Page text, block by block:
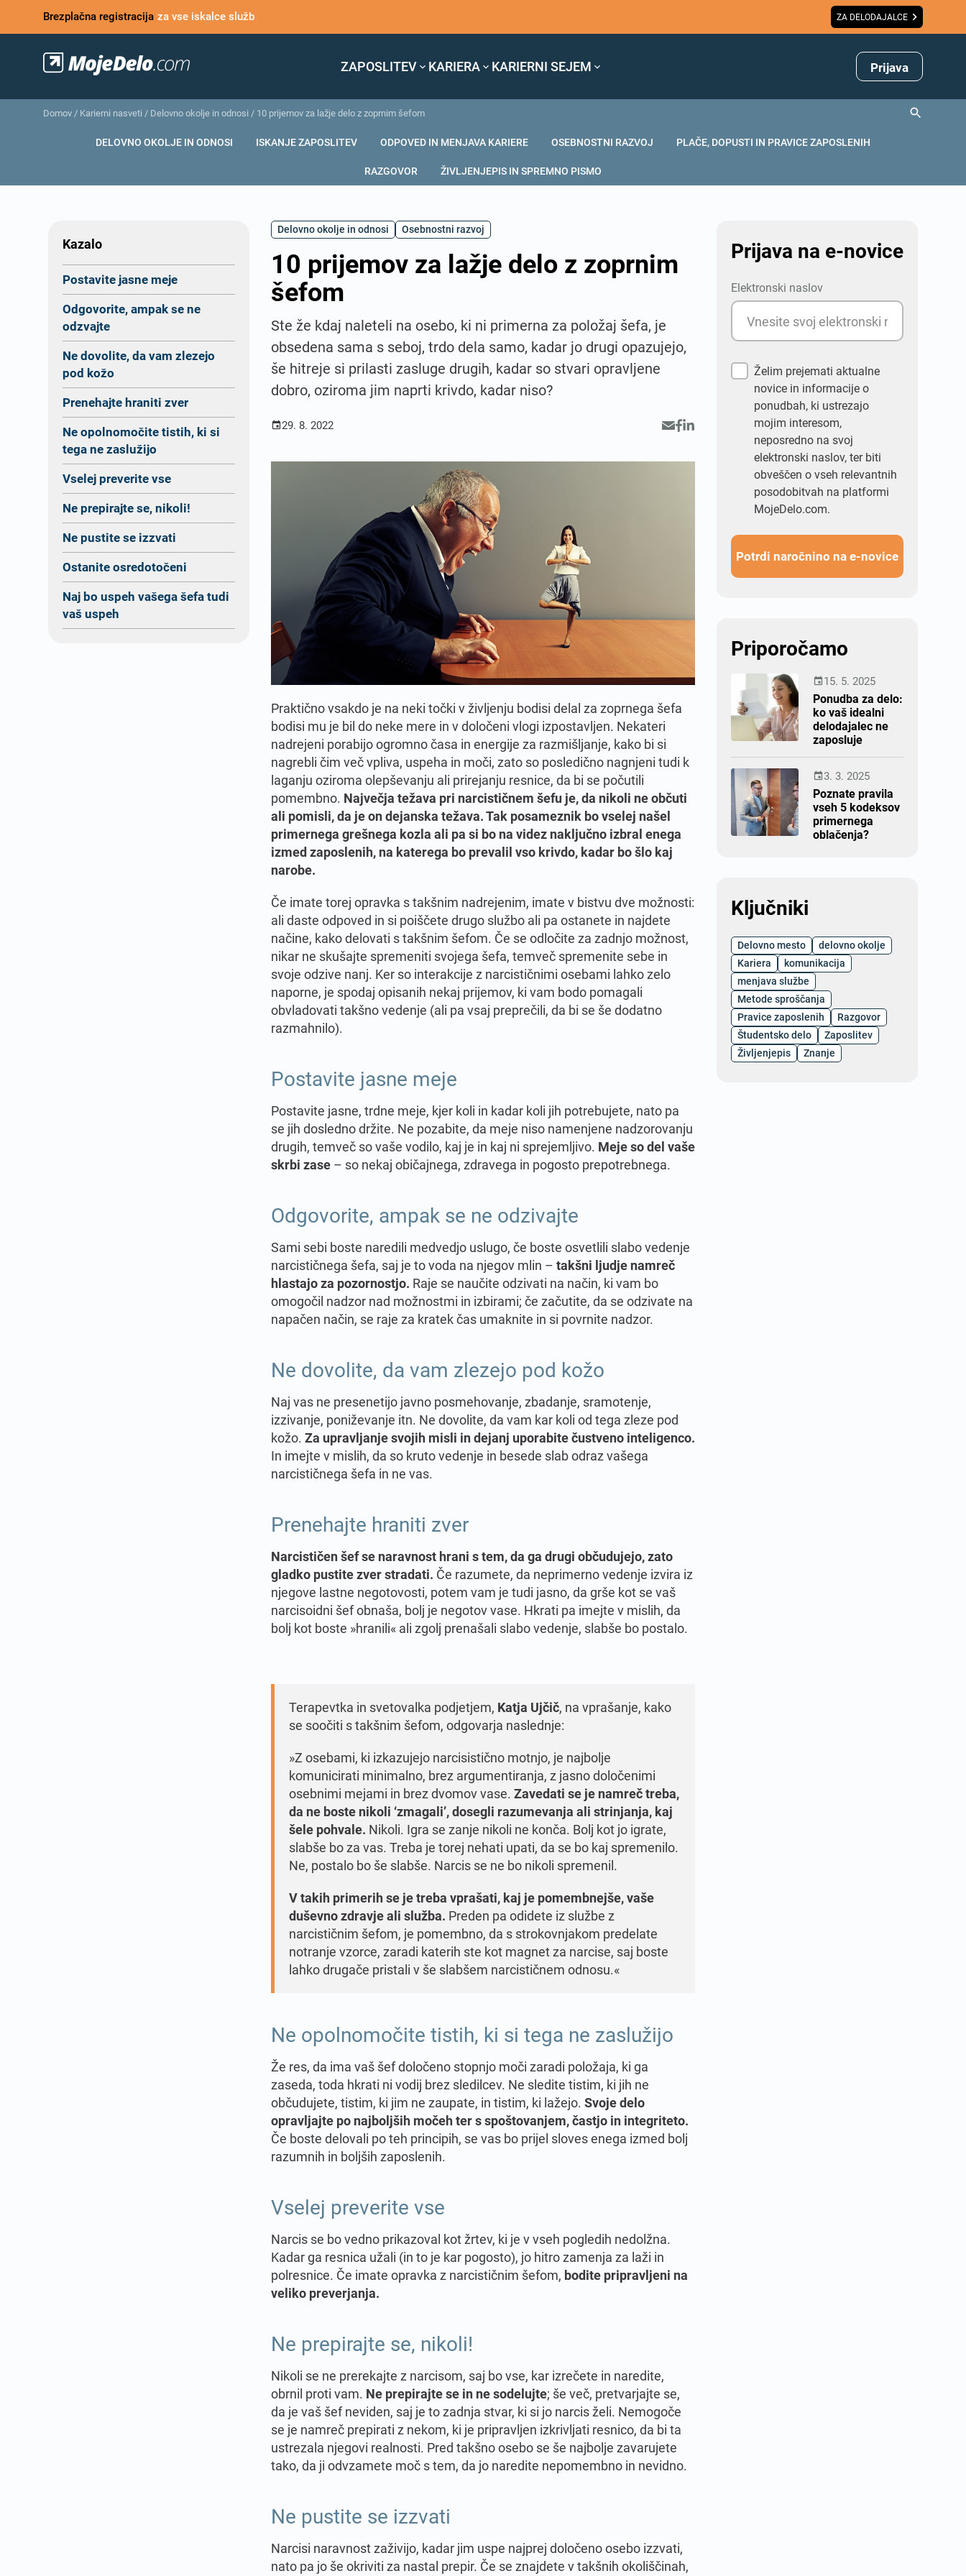
Brezplačna registracija za vse iskalce služb ZA DELODAJALCE
ZAPOSLITEV KARIERA KARIERNI SEJEM Prijava
Domov / Karierni nasveti / Delovno okolje in odnosi / 10 prijemov za lažje delo z zoprnim šefom
DELOVNO OKOLJE IN ODNOSI ISKANJE ZAPOSLITEV ODPOVED IN MENJAVA KARIERE OSEBNOSTNI RAZVOJ PLAČE, DOPUSTI IN PRAVICE ZAPOSLENIH
RAZGOVOR ŽIVLJENJEPIS IN SPREMNO PISMO
Kazalo
Postavite jasne meje
Odgovorite, ampak se ne
odzvajte
Ne dovolite, da vam zlezejo
pod kožo
Prenehajte hraniti zver
Ne opolnomočite tistih, ki si
tega ne zaslužijo
Vselej preverite vse
Ne prepirajte se, nikoli!
Ne pustite se izzvati
Ostanite osredotočeni
Naj bo uspeh vašega šefa tudi
vaš uspeh
Delovno okolje in odnosi Osebnostni razvoj
10 prijemov za lažje delo z zoprnim
šefom
Ste že kdaj naleteli na osebo, ki ni primerna za položaj šefa, je
obsedena sama s seboj, trdo dela samo, kadar jo drugi opazujejo,
še hitreje si prilasti zasluge drugih, kadar so stvari opravljene
dobro, oziroma jim naprti krivdo, kadar niso?
29. 8. 2022
Praktično vsakdo je na neki točki v življenju bodisi delal za zoprnega šefa
bodisi mu je bil do neke mere in v določeni vlogi izpostavljen. Nekateri
nadrejeni porabijo ogromno časa in energije za razmišljanje, kako bi si
nagrebli čim več vpliva, uspeha in moči, zato so posledično nagnjeni tudi k
laganju oziroma olepševanju ali prirejanju resnice, da bi se počutili
pomembno. Največja težava pri narcističnem šefu je, da nikoli ne občuti
ali pomisli, da je on dejanska težava. Tak posameznik bo vselej našel
primernega grešnega kozla ali pa si bo na videz naključno izbral enega
izmed zaposlenih, na katerega bo prevalil vso krivdo, kadar bo šlo kaj
narobe.
Če imate torej opravka s takšnim nadrejenim, imate v bistvu dve možnosti:
ali daste odpoved in si poiščete drugo službo ali pa ostanete in najdete
načine, kako delovati s takšnim šefom. Če se odločite za zadnjo možnost,
nikar ne skušajte spremeniti svojega šefa, temveč spremenite sebe in
svoje odzive nanj. Ker so interakcije z narcističnimi osebami lahko zelo
naporne, je spodaj opisanih nekaj prijemov, ki vam bodo pomagali
obvladovati takšno vedenje (ali pa vsaj preprečili, da bi se še dodatno
razmahnilo).
Postavite jasne meje
Postavite jasne, trdne meje, kjer koli in kadar koli jih potrebujete, nato pa
se jih dosledno držite. Ne pozabite, da meje niso namenjene nadzorovanju
drugih, temveč so vaše vodilo, kaj je in kaj ni sprejemljivo. Meje so del vaše
skrbi zase – so nekaj običajnega, zdravega in pogosto prepotrebnega.
Odgovorite, ampak se ne odzivajte
Sami sebi boste naredili medvedjo uslugo, če boste osvetlili slabo vedenje
narcističnega šefa, saj je to voda na njegov mlin – takšni ljudje namreč
hlastajo za pozornostjo. Raje se naučite odzivati na način, ki vam bo
omogočil nadzor nad možnostmi in izbirami; če začutite, da se odzivate na
napačen način, se raje za kratek čas umaknite in si povrnite nadzor.
Ne dovolite, da vam zlezejo pod kožo
Naj vas ne presenetijo javno posmehovanje, zbadanje, sramotenje,
izzivanje, poniževanje itn. Ne dovolite, da vam kar koli od tega zleze pod
kožo. Za upravljanje svojih misli in dejanj uporabite čustveno inteligenco.
In imejte v mislih, da so kruto vedenje in besede slab odraz vašega
narcističnega šefa in ne vas.
Prenehajte hraniti zver
Narcističen šef se naravnost hrani s tem, da ga drugi občudujejo, zato
gladko pustite zver stradati. Če razumete, da neprimerno vedenje izvira iz
njegove lastne negotovosti, potem vam je tudi jasno, da grše kot se vaš
narcisoidni šef obnaša, bolj je negotov vase. Hkrati pa imejte v mislih, da
bolj kot boste »hranili« ali zgolj prenašali slabo vedenje, slabše bo postalo.
Terapevtka in svetovalka podjetjem, Katja Ujčič, na vprašanje, kako
se soočiti s takšnim šefom, odgovarja naslednje:
»Z osebami, ki izkazujejo narcisistično motnjo, je najbolje
komunicirati minimalno, brez argumentiranja, z jasno določenimi
osebnimi mejami in brez dvomov vase. Zavedati se je namreč treba,
da ne boste nikoli ‘zmagali’, dosegli razumevanja ali strinjanja, kaj
šele pohvale. Nikoli. Igra se zanje nikoli ne konča. Bolj kot jo igrate,
slabše bo za vas. Treba je torej nehati upati, da se bo kaj spremenilo.
Ne, postalo bo še slabše. Narcis se ne bo nikoli spremenil.
V takih primerih se je treba vprašati, kaj je pomembnejše, vaše
duševno zdravje ali služba. Preden pa odidete iz službe z
narcističnim šefom, je pomembno, da s strokovnjakom predelate
notranje vzorce, zaradi katerih ste kot magnet za narcise, saj boste
lahko drugače pristali v še slabšem narcističnem odnosu.«
Ne opolnomočite tistih, ki si tega ne zaslužijo
Že res, da ima vaš šef določeno stopnjo moči zaradi položaja, ki ga
zaseda, toda hkrati ni vodij brez sledilcev. Ne sledite tistim, ki jih ne
občudujete, tistim, ki jim ne zaupate, in tistim, ki lažejo. Svoje delo
opravljajte po najboljših močeh ter s spoštovanjem, častjo in integriteto.
Če boste delovali po teh principih, se vas bo prijel sloves enega izmed bolj
razumnih in boljših zaposlenih.
Vselej preverite vse
Narcis se bo vedno prikazoval kot žrtev, ki je v vseh pogledih nedolžna.
Kadar ga resnica užali (in to je kar pogosto), jo hitro zamenja za laži in
polresnice. Če imate opravka z narcističnim šefom, bodite pripravljeni na
veliko preverjanja.
Ne prepirajte se, nikoli!
Nikoli se ne prerekajte z narcisom, saj bo vse, kar izrečete in naredite,
obrnil proti vam. Ne prepirajte se in ne sodelujte; še več, pretvarjajte se,
da je vaš šef neviden, saj je to zadnja stvar, ki si jo narcis želi. Nemogoče
se je namreč prepirati z nekom, ki je pripravljen izkrivljati resnico, da bi ta
ustrezala njegovi realnosti. Pred takšno osebo se še najbolje zavarujete
tako, da ji odvzamete moč s tem, da jo naredite nepomembno in nevidno.
Ne pustite se izzvati
Narcisi naravnost zaživijo, kadar jim uspe najprej določeno osebo izzvati,
nato pa jo še okriviti za nastal prepir. Če se znajdete v takšnih okoliščinah,
Prijava na e-novice
Elektronski naslov
Želim prejemati aktualne
novice in informacije o
ponudbah, ki ustrezajo
mojim interesom,
neposredno na svoj
elektronski naslov, ter biti
obveščen o vseh relevantnih
posodobitvah na platformi
MojeDelo.com.
Potrdi naročnino na e-novice
Priporočamo
 15. 5. 2025
Ponudba za delo:
ko vaš idealni
delodajalec ne
zaposluje
 3. 3. 2025
Poznate pravila
vseh 5 kodeksov
primernega
oblačenja?
Ključniki
Delovno mesto
delovno okolje
Kariera
komunikacija
menjava službe
Metode sproščanja
Pravice zaposlenih
Razgovor
Študentsko delo
Zaposlitev
Življenjepis
Znanje